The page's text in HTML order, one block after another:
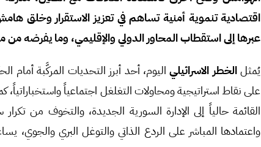
اقتصادية تنموية أمنية تساهم في تعزيز الاستقرار وخلق
عبرها إلى استقطاب المحاور الدولي والإقليمي، وما يفرضه
يُمثلالخطر الاسرائيلياليوم، أحد أبرز التحديات المركَّبة أمام
على نقاط استراتيجية ومحاولات التغلغل اجتماعياً
واعتمادها المباشر على الردع الذاتي والتوغل البري